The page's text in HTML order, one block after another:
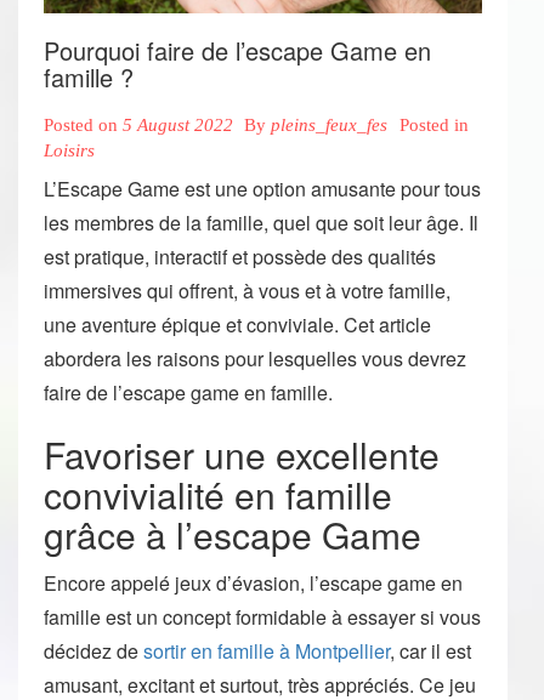
Pourquoi faire de l’escape Game en
famille ?
Posted on 5 August 2022 By pleins_feux_fes
Posted in
Loisirs
L’Escape Game est une option amusante pour tous
les membres de la famille, quel que soit leur âge. Il
est pratique, interactif et possède des qualités
immersives qui offrent, à vous et à votre famille,
une aventure épique et conviviale. Cet article
abordera les raisons pour lesquelles vous devrez
faire de l’escape game en famille.
Favoriser une excellente
convivialité en famille
grâce à l’escape Game
Encore appelé jeux d’évasion, l’escape game en
famille est un concept formidable à essayer si vous
décidez desortir en famille à Montpellier, car il est
amusant, excitant et surtout, très appréciés. Ce jeu